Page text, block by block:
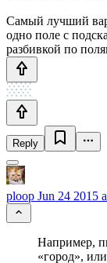
Самый лучший
одно поле с
разбивкой по
Reply
ploop Jun 24 2015
Например,
«город»,